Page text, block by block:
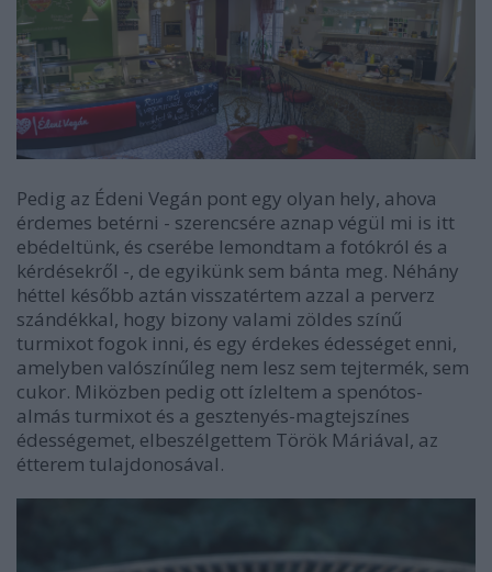
Pedig az Édeni Vegán pont egy olyan hely, ahova
érdemes betérni - szerencsére aznap végül mi is itt
ebédeltünk, és cserébe lemondtam a fotókról és a
kérdésekről -, de egyikünk sem bánta meg. Néhány
héttel később aztán visszatértem azzal a perverz
szándékkal, hogy bizony valami zöldes színű
turmixot fogok inni, és egy érdekes édességet enni,
amelyben valószínűleg nem lesz sem tejtermék, sem
cukor. Miközben pedig ott ízleltem a spenótos-
almás turmixot és a gesztenyés-magtejszínes
édességemet, elbeszélgettem Török Máriával, az
étterem tulajdonosával.